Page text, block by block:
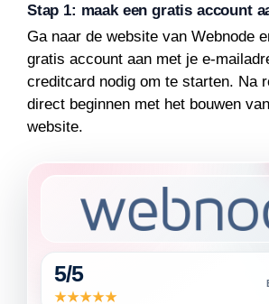
Stap 1: maak een gratis account
Ga naar de website van Webnode
gratis account aan met je e-
creditcard nodig om te starten. Na
direct beginnen met het bouwen
website.
5/5